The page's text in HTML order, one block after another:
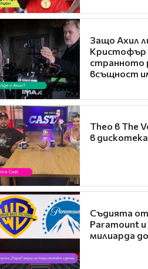
Защо Ахил
Кристофър
странното
всъщност
Theo в The
в
Съдията
Paramount и
милиарда